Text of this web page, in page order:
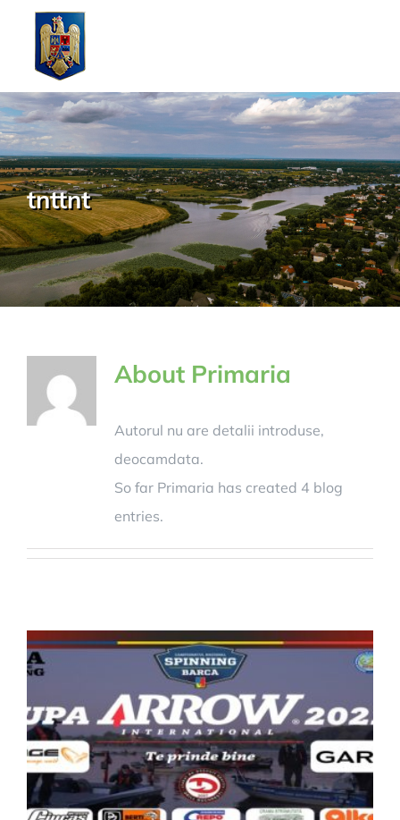
content
tnttnt
About Primaria
Autorul nu are detalii introduse,
deocamdata.
So far Primaria has created 4 blog
entries.